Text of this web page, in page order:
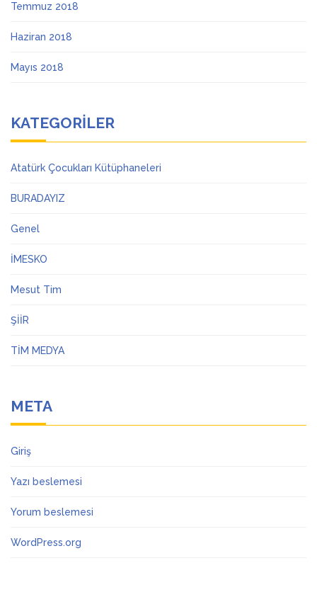
Temmuz 2018
Haziran 2018
Mayıs 2018
KATEGORILER
Atatürk Çocukları Kütüphaneleri
BURADAYIZ
Genel
İMESKO
Mesut Tim
ŞİİR
TİM MEDYA
META
Giriş
Yazı beslemesi
Yorum beslemesi
WordPress.org